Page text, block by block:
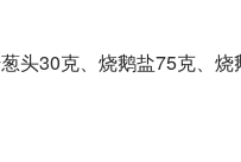
头30克、烧鹅盐75克、烧